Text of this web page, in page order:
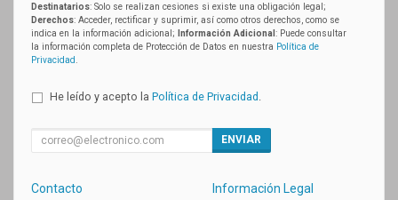
Destinatarios: Solo se realizan cesiones si existe una obligación legal;
Derechos: Acceder, rectificar y suprimir, así como otros derechos, como se
indica en la información adicional;
Información Adicional : Puede consultar
la información completa de Protección de Datos en nuestra Política de
Privacidad
He leído y acepto la Política de Privacidad
ENVIAR
Contacto
Información Legal